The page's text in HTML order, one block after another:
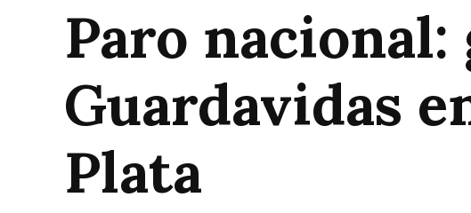
Paro
Guardavidas
Plata